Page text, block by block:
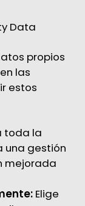
Data
propios
las
estos
toda la
una gestión
mejorada
Elige